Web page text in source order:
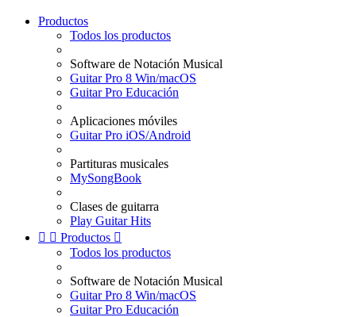
Productos
Todos los productos
Software de Notación Musical
Guitar Pro 8 Win/macOS
Guitar Pro Educación
Aplicaciones móviles
Guitar Pro iOS/Android
Partituras musicales
MySongBook
Clases de guitarra
Play Guitar Hits
  Productos 
Todos los productos
Software de Notación Musical
Guitar Pro 8 Win/macOS
Guitar Pro Educación